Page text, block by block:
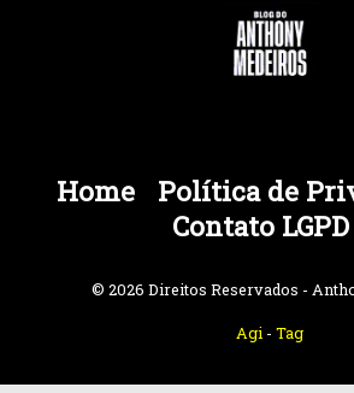
Home
Política de
Contato LGPD
© 2026 Direitos Reservados -
Agi - Tag